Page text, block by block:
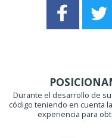
Durante el desarrollo de
código teniendo en cuenta
experiencia para